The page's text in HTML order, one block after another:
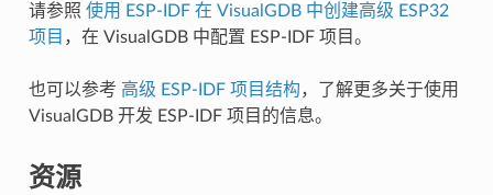
请参照 使用 ESP-IDF 在 VisualGDB 中创建高级 ESP32
项目 ，在 VisualGDB 中配置 ESP-IDF 项目。
也可以参考 高级 ESP-IDF 项目结构，了解更多关于使用
VisualGDB 开发 ESP-IDF 项目的信息。
资源